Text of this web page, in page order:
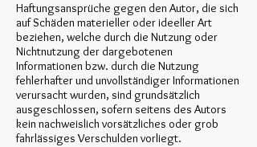
Haftungsansprüche gegen den Autor, die sich
auf Schäden materieller oder ideeller Art
beziehen, welche durch die Nutzung oder
Nichtnutzung der dargebotenen
Informationen bzw. durch die Nutzung
fehlerhafter und unvollständiger Informationen
verursacht wurden, sind grundsätzlich
ausgeschlossen, sofern seitens des Autors
kein nachweislich vorsätzliches oder grob
fahrlässiges Verschulden vorliegt.